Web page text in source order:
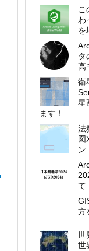
こ
わ
を
タ
高
衛
星
ます！
法
図
ン
て
方
世
世